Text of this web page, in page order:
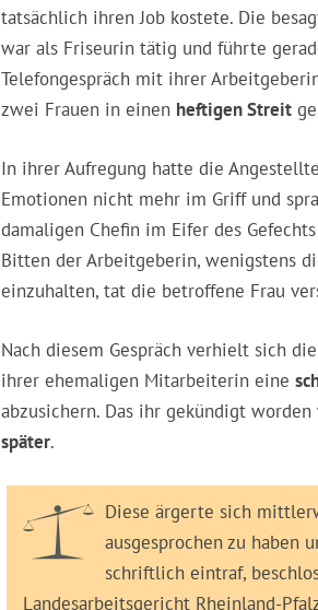
tatsächlich ihren Job kostete. Die
war als Friseurin tätig und führte
Telefongespräch mit ihrer
zwei Frauen in einen heftigen Streit
In ihrer Aufregung hatte die
Emotionen nicht mehr im Griff und
damaligen Chefin im Eifer des
Bitten der Arbeitgeberin, wenigstens
einzuhalten, tat die betroffene Frau
Nach diesem Gespräch verhielt sich
ihrer ehemaligen Mitarbeiterin eine
abzusichern. Das ihr gekündigt
später.
Diese ärgerte sich
ausgesprochen zu haben
schriftlich eintraf,
Landesarbeitsgericht Rheinland-